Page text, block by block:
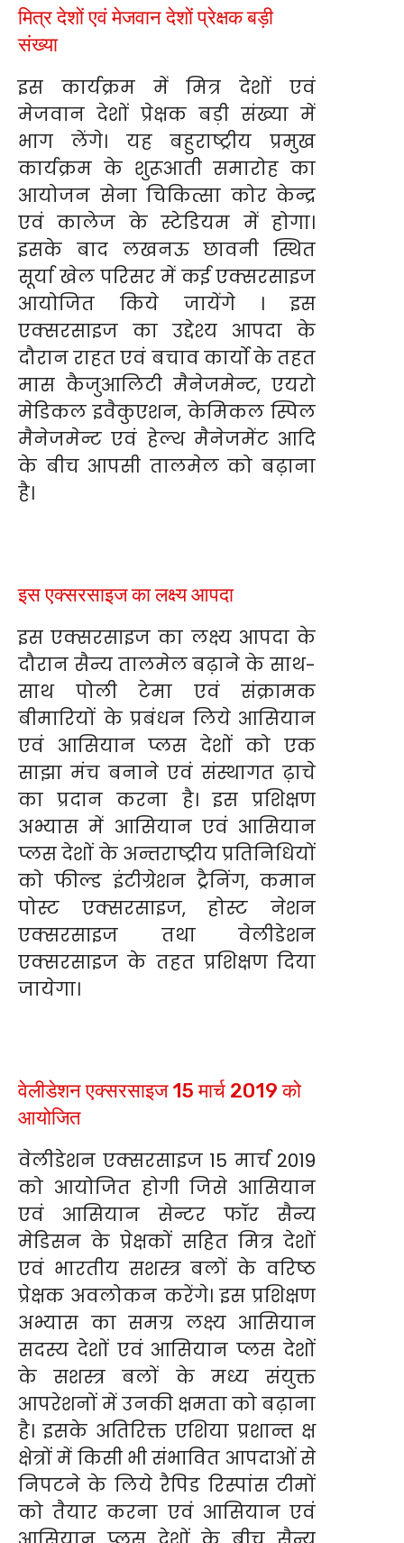
मित्र देशों एवं मेजवान देशों प्रेक्षक बड़ी
संख्या
इस कार्यक्रम में मित्र देशों एवं
मेजवान देशों प्रेक्षक बड़ी संख्या में
भाग लेंगे। यह बहुराष्ट्रीय प्रमुख
कार्यक्रम के शुरूआती समारोह का
आयोजन सेना चिकित्सा कोर केन्द्र
एवं कालेज के स्टेडियम में होगा।
इसके बाद लखनऊ छावनी स्थित
सूर्या खेल परिसर में कई एक्सरसाइज
आयोजित किये जायेंगे । इस
एक्सरसाइज का उद्देश्य आपदा के
दौरान राहत एवं बचाव कार्यो के तहत
मास कैजुआलिटी मैनेजमेन्ट, एयरो
मेडिकल इवैकुएशन, केमिकल स्पिल
मैनेजमेन्ट एवं हेल्थ मैनेजमेंट आदि
के बीच आपसी तालमेल को बढ़ाना
है।
इस एक्सरसाइज का लक्ष्य आपदा
इस एक्सरसाइज का लक्ष्य आपदा के
दौरान सैन्य तालमेल बढ़ाने के साथ-
साथ पोली टेमा एवं संक्रामक
बीमारियों के प्रबंधन लिये आसियान
एवं आसियान प्लस देशों को एक
साझा मंच बनाने एवं संस्थागत ढ़ाचे
का प्रदान करना है। इस प्रशिक्षण
अभ्यास में आसियान एवं आसियान
प्लस देशों के अन्तराष्ट्रीय प्रतिनिधियों
को फील्ड इंटीग्रेशन ट्रैनिंग, कमान
पोस्ट एक्सरसाइज, होस्ट नेशन
एक्सरसाइज तथा वेलीडेशन
एक्सरसाइज के तहत प्रशिक्षण दिया
जायेगा।
वेलीडेशन एक्सरसाइज 15 मार्च 2019 को
आयोजित
वेलीडेशन एक्सरसाइज 15 मार्च 2019
को आयोजित होगी जिसे आसियान
एवं आसियान सेन्टर फॉर सैन्य
मेडिसन के प्रेक्षकों सहित मित्र देशों
एवं भारतीय सशस्त्र बलों के वरिष्ठ
प्रेक्षक अवलोकन करेंगे। इस प्रशिक्षण
अभ्यास का समग्र लक्ष्य आसियान
सदस्य देशों एवं आसियान प्लस देशों
के सशस्त्र बलों के मध्य संयुक्त
आपरेशनों में उनकी क्षमता को बढ़ाना
है। इसके अतिरिक्त एशिया प्रशान्त क्ष
क्षेत्रों में किसी भी संभावित आपदाओं से
निपटने के लिये रैपिड रिस्पांस टीमों
को तैयार करना एवं आसियान एवं